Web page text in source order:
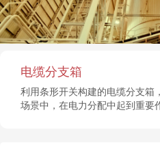
电缆分支箱
利用条形开关构建的电缆分支箱
场景中，在电力分配中起到重要